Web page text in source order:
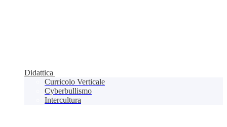
Didattica
Curricolo Verticale
Cyberbullismo
Intercultura